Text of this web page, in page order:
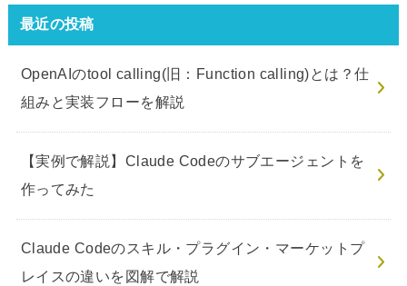
最近の投稿
OpenAIのtool calling(旧：Function calling)とは？仕
組みと実装フローを解説
【実例で解説】Claude Codeのサブエージェントを
作ってみた
Claude Codeのスキル・プラグイン・マーケットプ
レイスの違いを図解で解説